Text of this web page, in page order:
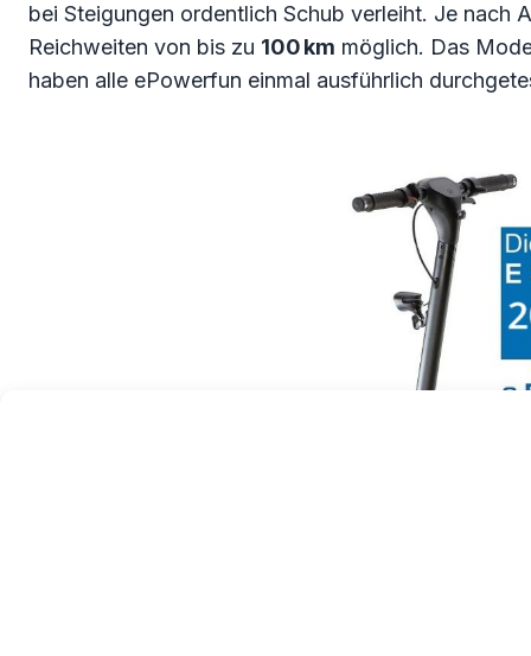
bei Steigungen ordentlich Schub verleiht. Je nach
Reichweiten von bis zu 100 km möglich. Das
haben alle ePowerfun einmal ausführlich